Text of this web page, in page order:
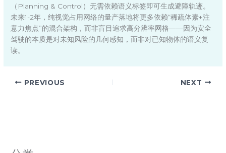
（Planning & Control）无需依赖语义标签即可生成避障轨迹。
未来1-2年，纯视觉占用网络的量产落地将更多依赖“稀疏体素+注
意力焦点”的混合架构，而非盲目追求高分辨率网格——因为安全
驾驶的本质是对未知风险的几何感知，而非对已知物体的语义复
读。
PREVIOUS NEXT